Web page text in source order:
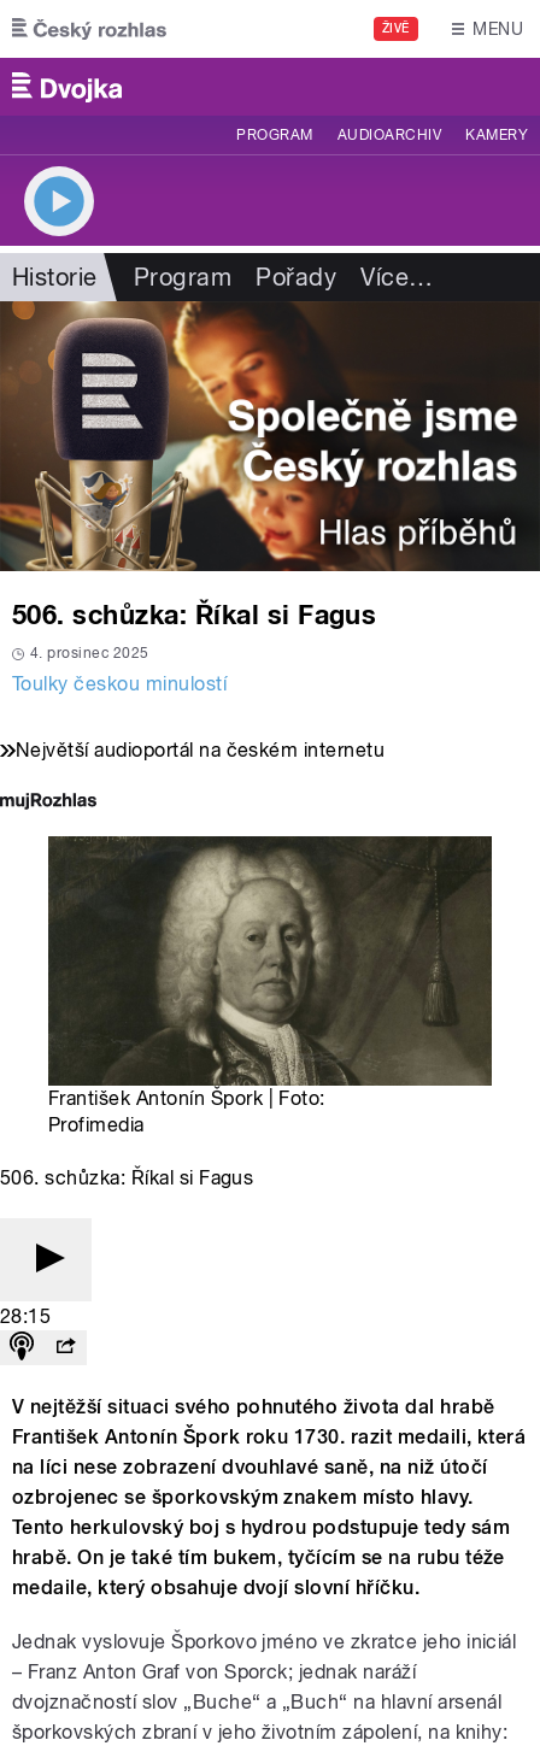
Přejít k hlavnímu obsahu
ŽIVĚ MENU
PROGRAM AUDIOARCHIV KAMERY
Historie Program Pořady Více…
506. schůzka: Říkal si Fagus
4. prosinec 2025
Toulky českou minulostí
Největší audioportál na českém internetu
František Antonín Špork | Foto:
Profimedia
506. schůzka: Říkal si Fagus
28:15
V nejtěžší situaci svého pohnutého života dal hrabě
František Antonín Špork roku 1730. razit medaili, která
na líci nese zobrazení dvouhlavé saně, na niž útočí
ozbrojenec se šporkovským znakem místo hlavy.
Tento herkulovský boj s hydrou podstupuje tedy sám
hrabě. On je také tím bukem, tyčícím se na rubu téže
medaile, který obsahuje dvojí slovní hříčku.
Jednak vyslovuje Šporkovo jméno ve zkratce jeho iniciál
– Franz Anton Graf von Sporck; jednak naráží
dvojznačností slov „Buche“ a „Buch“ na hlavní arsenál
šporkovských zbraní v jeho životním zápolení, na knihy: